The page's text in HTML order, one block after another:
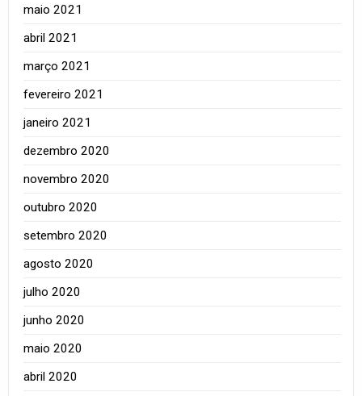
maio 2021
abril 2021
março 2021
fevereiro 2021
janeiro 2021
dezembro 2020
novembro 2020
outubro 2020
setembro 2020
agosto 2020
julho 2020
junho 2020
maio 2020
abril 2020